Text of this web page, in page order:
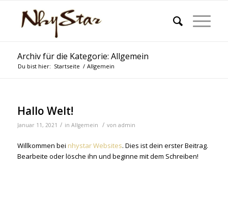
Archiv für die Kategorie: Allgemein
Du bist hier: Startseite / Allgemein
Hallo Welt!
Januar 11, 2021 / in Allgemein / von admin
Willkommen bei nhystar Websites. Dies ist dein erster Beitrag.
Bearbeite oder lösche ihn und beginne mit dem Schreiben!